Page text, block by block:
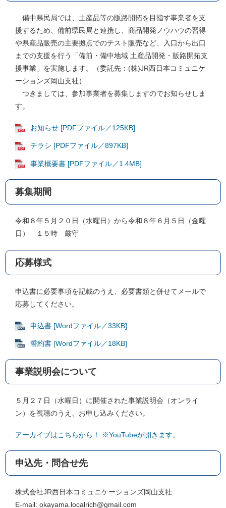
備中県民局では、土産品等の販路開拓を目指す事業者を支
援するため、備前県民局と連携し、商品開発ノウハウの習得
や県産品販売の主要拠点でのテスト販売など、入口から出口
までの支援を行う「備前・備中地域 土産品開発・販路開拓支
援事業」を実施します。（委託先：(株)JR西日本コミュニケ
ーションズ岡山支社）
つきましては、参加事業者を募集しますのでお知らせしま
す。
お知らせ [PDFファイル／125KB]
チラシ [PDFファイル／897KB]
事業概要書 [PDFファイル／1.4MB]
募集期間
令和８年５月２０日（水曜日）から令和８年６月５日（金曜
日） １５時 厳守
応募様式
申込書に必要事項を記載のうえ、必要書類と併せてメールで
応募してください。
申込書 [Wordファイル／33KB]
誓約書 [Wordファイル／18KB]
事業説明会について
５月２７日（水曜日）に開催された事業説明会（オンライ
ン）を視聴のうえ、お申し込みください。
アーカイブはこちらから！ ※YouTubeが開きます。
申込先・問合せ先
株式会社JR西日本コミュニケーションズ岡山支社
E-mail: okayama.localrich@gmail.com